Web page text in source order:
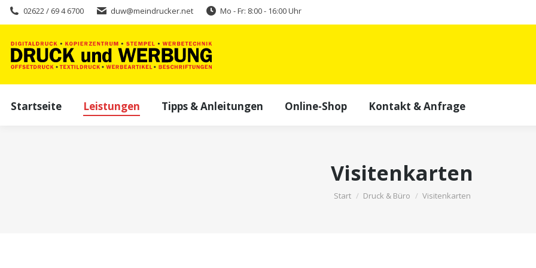
02622 / 69 4 6700 duw@meindrucker.net Mo - Fr: 8:00 - 16:00 Uhr
Startseite Leistungen Tipps & Anleitungen Online-Shop Kontakt & Anfrage
Visitenkarten
Sie befinden sich hier:
Start Druck & Büro Visitenkarten